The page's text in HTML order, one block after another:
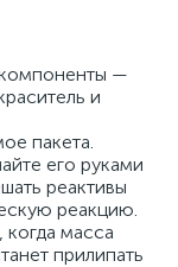
—
и
пакета.
его руками
реактивы
реакцию.
когда масса
прилипать